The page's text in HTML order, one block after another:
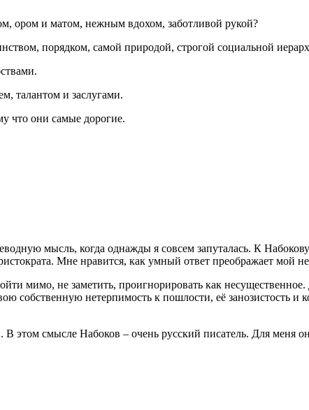
ором и матом, нежным вдохом, заботливой рукой?
порядком, самой природой, строгой социальной
талантом и заслугами.
что они самые дорогие.
мысль, когда однажды я совсем запуталась. К
Мне нравится, как умный ответ преображает мой
мимо, не заметить, проигнорировать как
собственную нетерпимость к пошлости, её занозистость и
этом смысле Набоков – очень русский писатель. Для меня